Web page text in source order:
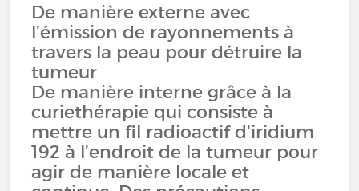
De manière externe avec
l’émission de rayonnements à
travers la peau pour détruire la
tumeur
De manière interne grâce à la
curiethérapie qui consiste à
mettre un fil radioactif d'iridium
192 à l’endroit de la tumeur pour
agir de manière locale et